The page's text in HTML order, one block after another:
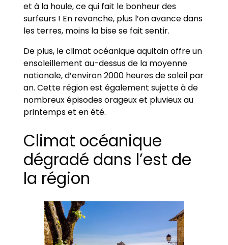
et à la houle, ce qui fait le bonheur des
surfeurs ! En revanche, plus l’on avance dans
les terres, moins la bise se fait sentir.
De plus, le climat océanique aquitain offre un
ensoleillement au-dessus de la moyenne
nationale, d’environ 2000 heures de soleil par
an. Cette région est également sujette à de
nombreux épisodes orageux et pluvieux au
printemps et en été.
Climat océanique
dégradé dans l’est de
la région